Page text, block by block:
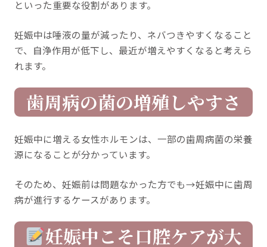
といった重要な役割があります。
妊娠中は唾液の量が減ったり、ネバつきやすくなること
で、自浄作用が低下し、最近が増えやすくなると考えら
れます。
歯周病の菌の増殖しやすさ
妊娠中に増える女性ホルモンは、一部の歯周病菌の栄養
源になることが分かっています。
そのため、妊娠前は問題なかった方でも→妊娠中に歯周
病が進行するケースがあります。
妊娠中こそ口腔ケアが大